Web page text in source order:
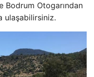
Bodrum Otogarından
ulaşabilirsiniz.